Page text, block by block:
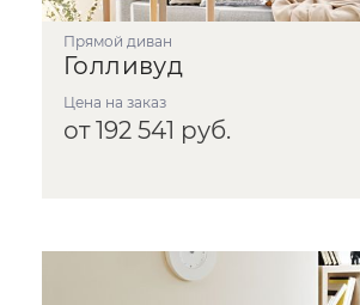
прямой диван
Голливуд
Цена на заказ
от 192 541 руб.